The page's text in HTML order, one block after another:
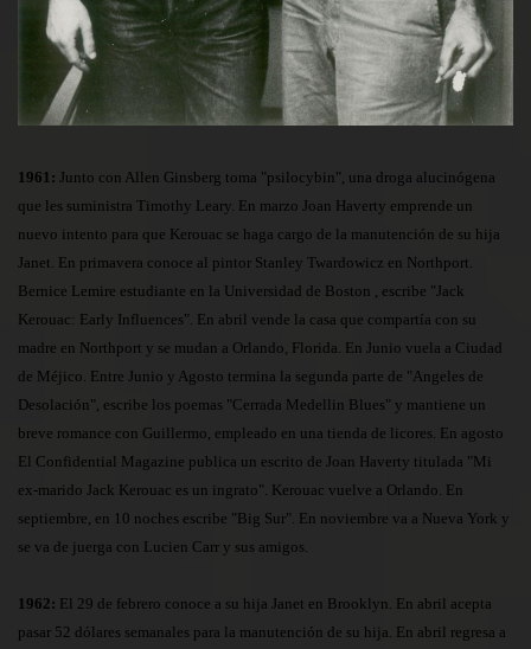
1961: Junto con Allen Ginsberg toma "psilocybin", una droga alucinógena
que les suministra Timothy Leary. En marzo Joan Haverty emprende un
nuevo intento para que Kerouac se haga cargo de la manutención de su hija
Janet. En primavera conoce al pintor Stanley Twardowicz en Northport.
Bernice Lemire estudiante en la Universidad de Boston , escribe "Jack
Kerouac: Early Influences". En abril vende la casa que compartía con su
madre en Northport y se mudan a Orlando, Florida. En Junio vuela a Ciudad
de Méjico. Entre Junio y Agosto termina la segunda parte de "Angeles de
Desolación", escribe los poemas "Cerrada Medellin Blues" y mantiene un
breve romance con Guillermo, empleado en una tienda de licores. En agosto
El Confidential Magazine publica un escrito de Joan Haverty titulada "Mi
ex-marido Jack Kerouac es un ingrato". Kerouac vuelve a Orlando. En
septiembre, en 10 noches escribe "Big Sur". En noviembre va a Nueva York y
se va de juerga con Lucien Carr y sus amigos.
1962: El 29 de febrero conoce a su hija Janet en Brooklyn. En abril acepta
pasar 52 dólares semanales para la manutención de su hija. En abril regresa a